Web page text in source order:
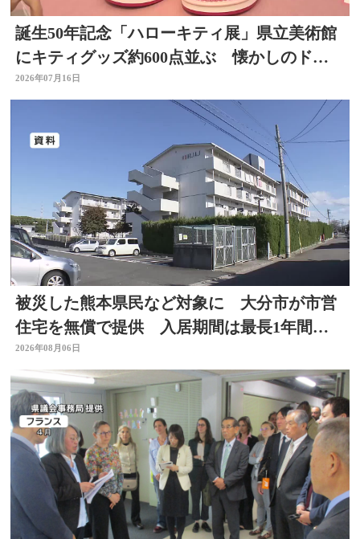
誕生50年記念「ハローキティ展」県立美術館
にキティグッズ約600点並ぶ 懐かしのドラ
イヤーなど 大分
2026年07月16日
被災した熊本県民など対象に 大分市が市営
住宅を無償で提供 入居期間は最長1年間
【令和8年熊本地震】
2026年08月06日